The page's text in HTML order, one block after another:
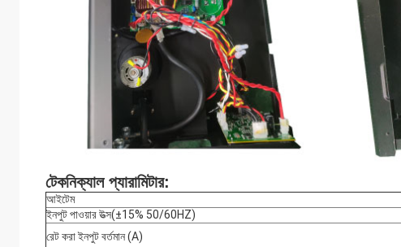
টেকনিক্যাল প্যারামিটার:
আইটেম
ইনপুট পাওয়ার উত্স(±15% 50/60HZ)
রেট করা ইনপুট বর্তমান (A)